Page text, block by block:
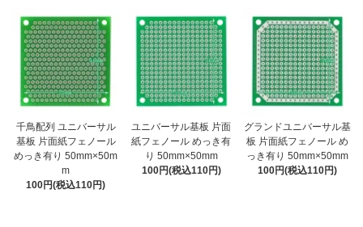
千鳥配列 ユニバーサル
基板 片面紙フェノール
めっき有り 50mm×50m
m
100円(税込110円)
ユニバーサル基板 片面
紙フェノール めっき有
り 50mm×50mm
100円(税込110円)
グランドユニバーサル基
板 片面紙フェノール め
っき有り 50mm×50mm
100円(税込110円)